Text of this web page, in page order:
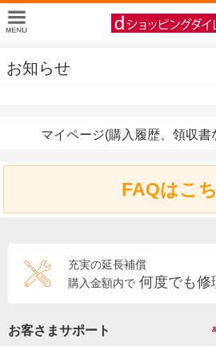
お知らせ
マイページ(購入履歴、領収書
FAQはこ
充実の延長補償
購入金額内で 何度でも修
お客さまサポート